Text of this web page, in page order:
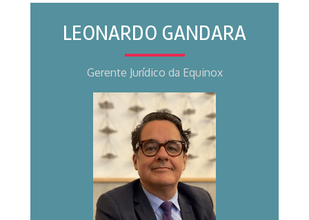
LEONARDO GANDARA
Gerente Jurídico da Equinox